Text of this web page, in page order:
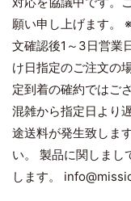
願い申し上げます。
文確認後1～3日営業
け日指定のご注文の
定到着の確約ではご
混雑から指定日より
途送料が発生致しま
い。 製品に関しまし
します。